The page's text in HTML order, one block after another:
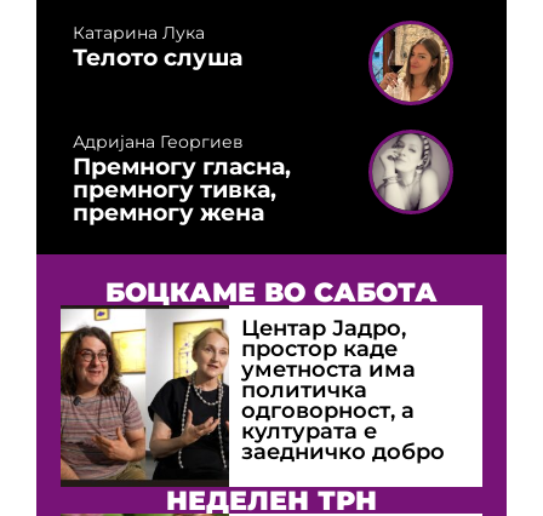
Катарина Лука
Телото слуша
Адријана Георгиев
Премногу гласна,
премногу тивка,
премногу жена
БОЦКАМЕ ВО САБОТА
Центар Јадро,
простор каде
уметноста има
политичка
одговорност, а
културата е
заедничко добро
НЕДЕЛЕН ТРН